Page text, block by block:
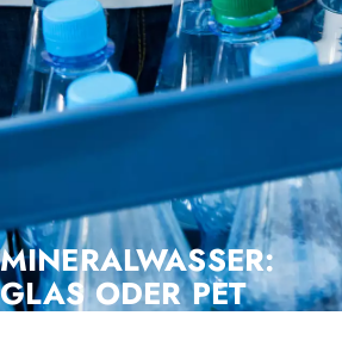
MINERALWASSER:
GLAS ODER PET